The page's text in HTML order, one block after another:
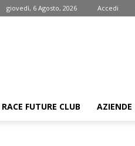
giovedì, 6 Agosto, 2026 Accedi
RACE FUTURE CLUB AZIENDE